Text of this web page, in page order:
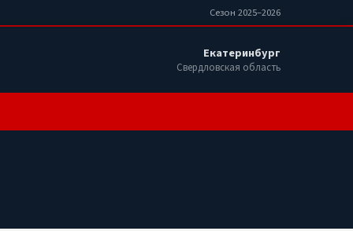
Сезон 2025–2026
Екатеринбург
Свердловская область